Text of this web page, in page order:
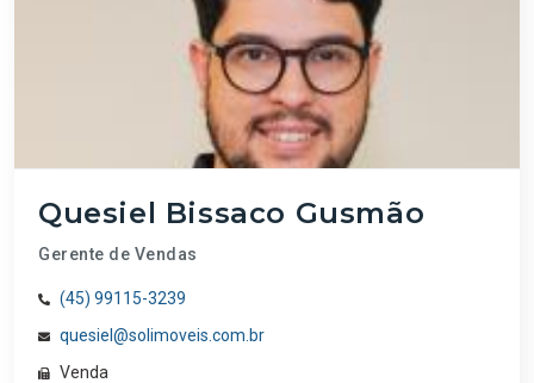
Quesiel Bissaco Gusmão
Gerente de Vendas
(45) 99115-3239
quesiel@solimoveis.com.br
Venda